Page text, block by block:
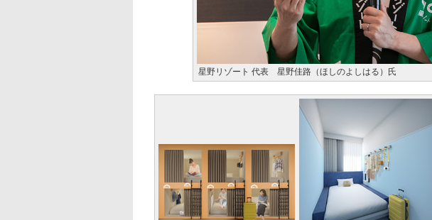
星野リゾート 代表 星野佳路（ほしのよしはる）氏